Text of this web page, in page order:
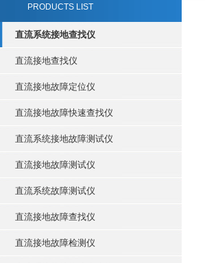
PRODUCTS LIST
直流系统接地查找仪
直流接地查找仪
直流接地故障定位仪
直流接地故障快速查找仪
直流系统接地故障测试仪
直流接地故障测试仪
直流系统故障测试仪
直流接地故障查找仪
直流接地故障检测仪